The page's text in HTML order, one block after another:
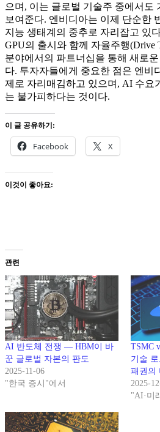
으며, 이는 글로벌 기술주 중에서도
보여준다. 엔비디아는 이제 단순한
지능 생태계의 중추로 자리잡고 있
GPU의 출시와 함께 자율주행(Drive
분야에서의 파트너십을 통해 새로
다. 투자자들에게 중요한 점은 엔비
제로 자리매김하고 있으며, AI 수요
는 불가피하다는 것이다.
이 글 공유하기:
Facebook X
이것이 좋아요:
관련
AI 반도체 전쟁 — HBM이 바
꾼 글로벌 자본의 판도
2025-11-06
"한국 증시"에서
TSMC
기술
패권의
2025-
"AI·미